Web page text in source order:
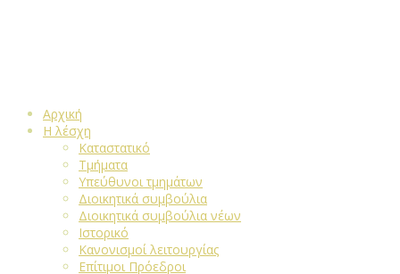
Αρχική
Η λέσχη
Καταστατικό
Τμήματα
Υπεύθυνοι τμημάτων
Διοικητικά συμβούλια
Διοικητικά συμβούλια νέων
Ιστορικό
Κανονισμοί λειτουργίας
Επίτιμοι Πρόεδροι